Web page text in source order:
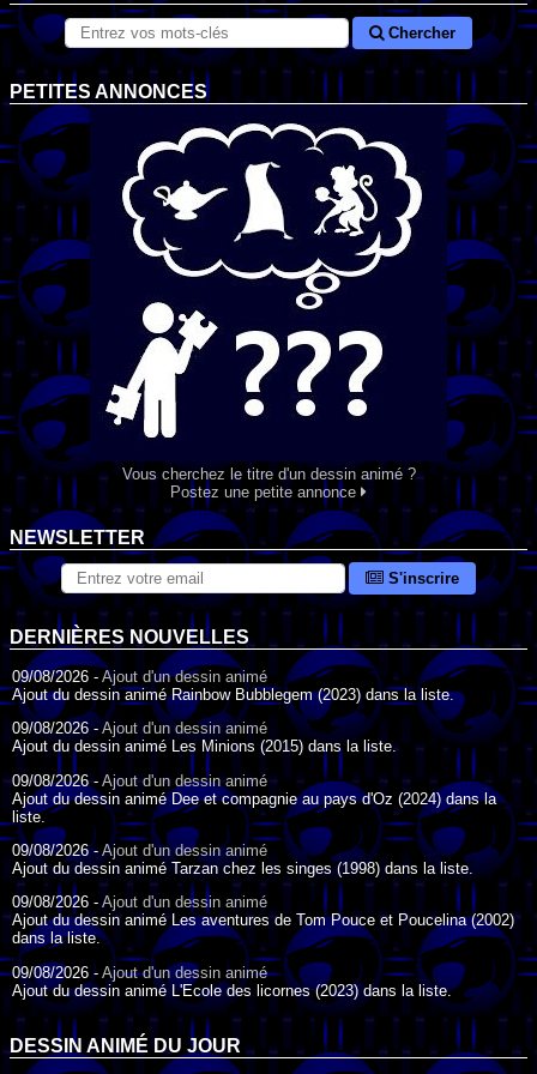
Chercher
PETITES ANNONCES
Vous cherchez le titre d'un dessin animé ?
Postez une petite annonce
NEWSLETTER
S'inscrire
DERNIÈRES NOUVELLES
09/08/2026 - Ajout d'un dessin animé
Ajout du dessin animé Rainbow Bubblegem (2023) dans la liste.
09/08/2026 -Ajout d'un dessin animé
Ajout du dessin animé Les Minions (2015) dans la liste.
09/08/2026 -Ajout d'un dessin animé
Ajout du dessin animé Dee et compagnie au pays d'Oz (2024) dans la
liste.
09/08/2026 -Ajout d'un dessin animé
Ajout du dessin animé Tarzan chez les singes (1998) dans la liste.
09/08/2026 - Ajout d'un dessin animé
Ajout du dessin animé Les aventures de Tom Pouce et Poucelina (2002)
dans la liste.
09/08/2026 - Ajout d'un dessin animé
Ajout du dessin animé L'Ecole des licornes (2023) dans la liste.
09/08/2026 -Ajout d'un dessin animé
Ajout du dessin animé Wonder Choux ! (2006) dans la liste.
DESSIN ANIMÉ DU JOUR